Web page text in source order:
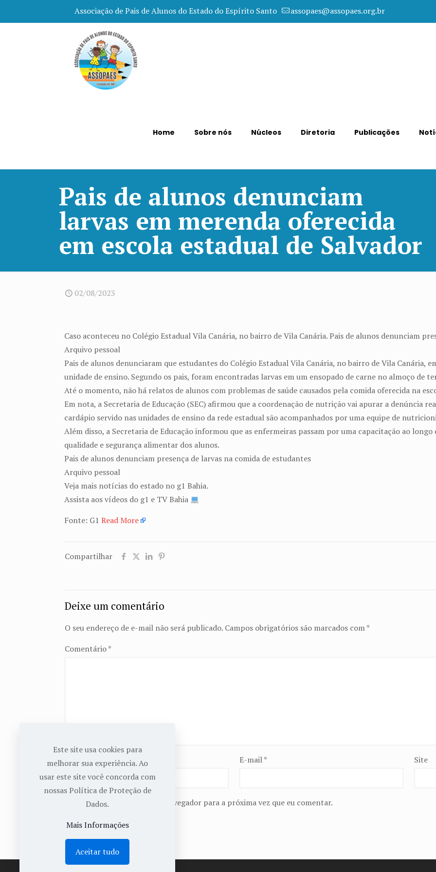
Associação de Pais de Alunos do Estado do Espírito Santo assopaes@assopaes.org.br
Home Sobre nós Núcleos Diretoria Publicações
Pais de alunos denunciam
larvas em merenda oferecida
em escola estadual de Salvador
02/08/2023
Caso aconteceu no Colégio Estadual Vila Canária, no bairro de Vila Canária. Pais de alunos denunciam
Arquivo pessoal
Pais de alunos denunciaram que estudantes do Colégio Estadual Vila Canária, no bairro de Vila Canária,
unidade de ensino. Segundo os pais, foram encontradas larvas em um ensopado de carne no almoço de
Até o momento, não há relatos de alunos com problemas de saúde causados pela comida oferecida na
Em nota, a Secretaria de Educação (SEC) afirmou que a coordenação de nutrição vai apurar a denúncia
cardápio servido nas unidades de ensino da rede estadual são acompanhados por uma equipe de
Além disso, a Secretaria de Educação informou que as enfermeiras passam por uma capacitação ao
qualidade e segurança alimentar dos alunos.
Pais de alunos denunciam presença de larvas na comida de estudantes
Arquivo pessoal
Veja mais notícias do estado no g1 Bahia.
Assista aos vídeos do g1 e TV Bahia
Fonte: G1Read More
Compartilhar
Deixe um comentário
O seu endereço de e-mail não será publicado. Campos obrigatórios são marcados com*
Comentário*
Nome* E-mail* Site
Salvar meus dados neste navegador para a próxima vez que eu comentar.
Este site usa cookies para
melhorar sua experiência. Ao
usar este site você concorda com
nossas Política de Proteção de
Dados.
Mais Informações
Aceitar tudo